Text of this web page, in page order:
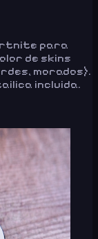
para
de skins
morados).
incluida.